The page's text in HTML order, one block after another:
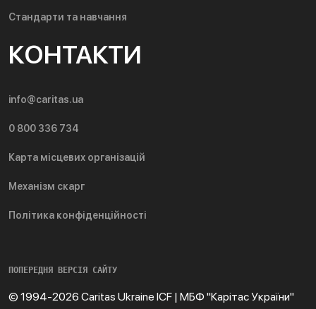
Стандарти та навчання
КОНТАКТИ
info@caritas.ua
0 800 336 734
Карта місцевих організацій
Механізм скарг
Політика конфіденційності
ПОПЕРЕДНЯ ВЕРСІЯ САЙТУ
© 1994-2026 Caritas Ukraine ICF | МБФ "Карітас України"